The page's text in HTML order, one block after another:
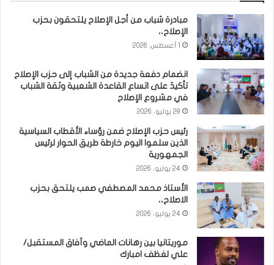
مبادرة شباب من أجل الإصلاح يلتحقون بحزب
الإصلاح،،
انضمام دفعة جديدة من الشباب إلى حزب الإصلاح
تأكيدٌ على اتساع القاعدة الشعبية وثقة الشباب
في مشروع الإصلاح
28 يوليو، 2026
رئيس حزب الإصلاح ضمن رؤساء الأقطاب السياسية
الذين سلموا اليوم خارطة طريق الحوار لرئيس
الجمهورية
24 يوليو، 2026
الأستاذ محمد المصطفي صمب يلتحق بحزب
الاصلاح،،
24 يوليو، 2026
موريتانيا بين رهانات الماضي وآفاق المستقبل/
علي لغظف امبارك